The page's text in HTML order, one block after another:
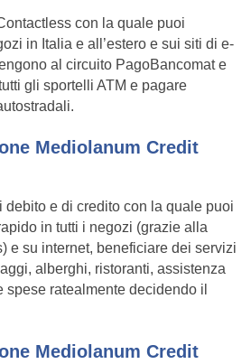
con la quale puoi
in Italia e all’estero e sui siti di e-
al circuito PagoBancomat e
gli sportelli ATM e pagare
Mediolanum Credit
debito e di credito con la quale puoi
in tutti i negozi (grazie alla
e su internet, beneficiare dei servizi
alberghi, ristoranti, assistenza
spese ratealmente decidendo il
Mediolanum Credit